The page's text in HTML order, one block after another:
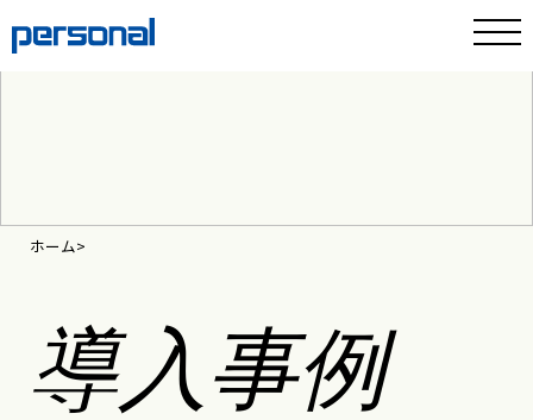
ホーム
導入事例